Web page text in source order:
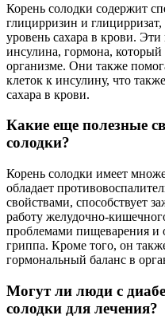
Корень солодки содержит
глицирризин и
уровень сахара в крови.
инсулина, гормона, который
организме. Они также
клеток к инсулину, что
сахара в крови.
Какие еще полезные
солодки?
Корень солодки имеет
обладает
свойствами, способствует
работу желудочно-
проблемами пищеварения и
гриппа. Кроме того, он
гормональный баланс в
Могут ли люди с
солодки для лечения?